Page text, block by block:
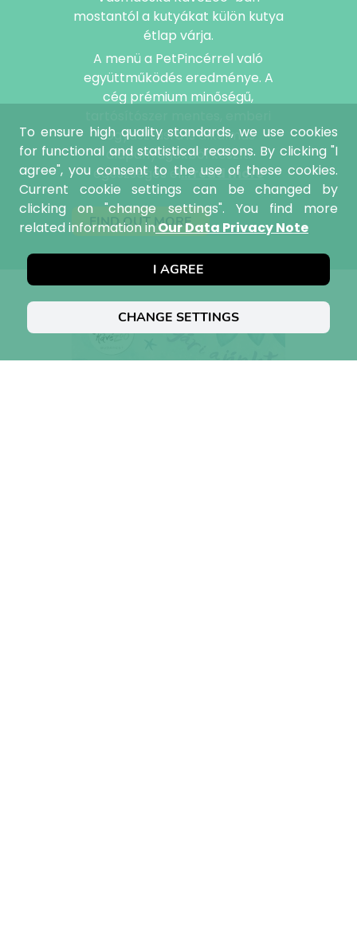
mostantól a kutyákat külön kutya
étlap várja.
A menü a PetPincérrel való
együttműködés eredménye. A
cég prémium minőségű,
fogyasztásra is alkalmas
alapanyagokból készíti
egészséges el... read more
FIND OUT MORE
To ensure high quality standards, we use cookies
for functional and statistical reasons. By clicking "I
agree", you consent to the use of these cookies.
Current cookie settings can be changed by
clicking on "change settings". You find more
related information inOur Data Privacy Note
CHANGE SETTINGS
I AGREE